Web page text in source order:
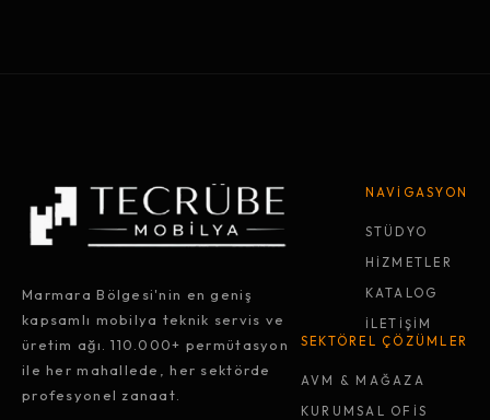
Marmara Bölgesi'nin en geniş
kapsamlı mobilya teknik servis ve
üretim ağı. 110.000+ permütasyon
ile her mahallede, her sektörde
profesyonel zanaat.
NAVİGASYON
STÜDYO
HİZMETLER
KATALOG
İLETİŞİM
SEKTÖREL ÇÖZÜMLER
AVM & MAĞAZA
KURUMSAL OFİS